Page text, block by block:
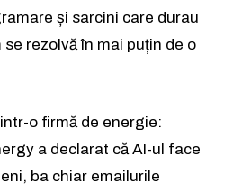
și sarcini care durau
rezolvă în mai puțin de o
o firmă de energie:
a declarat că AI-ul face
ba chiar emailurile